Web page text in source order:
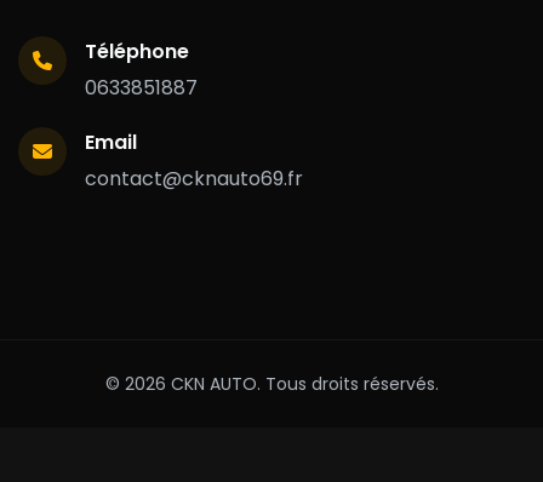
Téléphone
0633851887
Email
contact@cknauto69.fr
© 2026 CKN AUTO. Tous droits réservés.